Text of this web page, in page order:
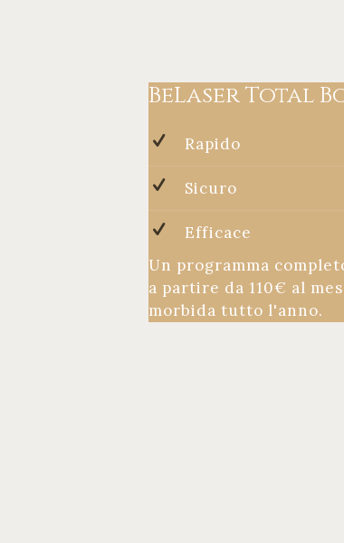
BeLaser Total
Rapido
Sicuro
Efficace
Un programma
a partire da 110€ al
morbida tutto l'anno.